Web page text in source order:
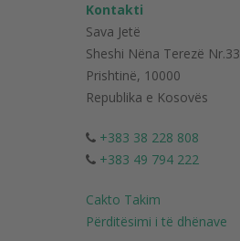
Kontakti
Sava Jetë
Sheshi Nëna Terezë Nr.33
Prishtinë, 10000
Republika e Kosovës
+383 38 228 808
+383 49 794 222
Cakto Takim
Përditësimi i të dhënave